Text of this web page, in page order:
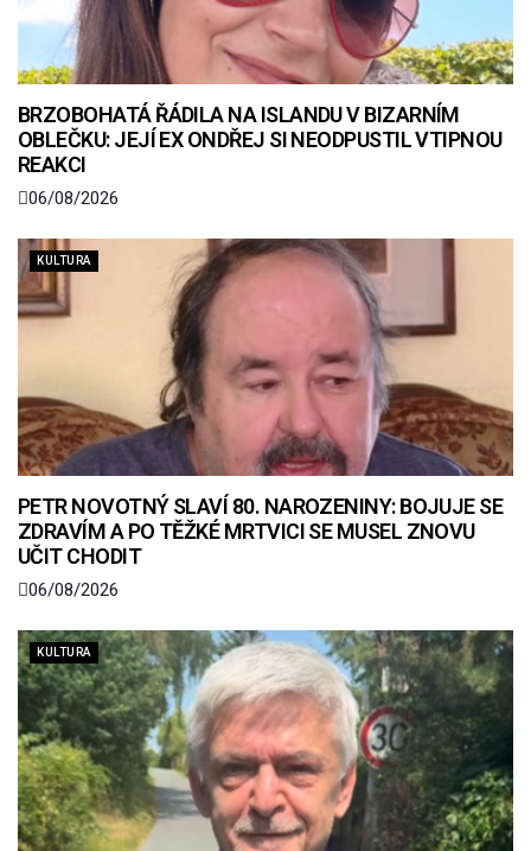
BRZOBOHATÁ ŘÁDILA NA ISLANDU V BIZARNÍM
OBLEČKU: JEJÍ EX ONDŘEJ SI NEODPUSTIL VTIPNOU
REAKCI
06/08/2026
KULTURA
PETR NOVOTNÝ SLAVÍ 80. NAROZENINY: BOJUJE SE
ZDRAVÍM A PO TĚŽKÉ MRTVICI SE MUSEL ZNOVU
UČIT CHODIT
06/08/2026
KULTURA